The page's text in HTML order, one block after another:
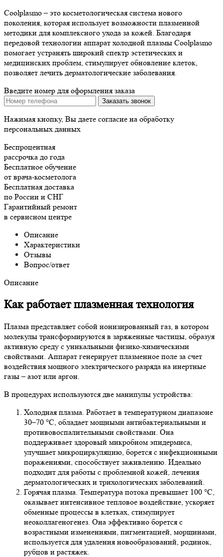
Coolplasmo – это косметологическая система нового
поколения, которая использует возможности плазменной
методики для комплексного ухода за кожей. Благодаря
передовой технологии аппарат холодной плазмы Coolplasmo
помогает устранять широкий спектр эстетических и
медицинских проблем, стимулирует обновление клеток,
позволяет лечить дерматологические заболевания.
Введите номер для оформления заказа
Нажимая кнопку, Вы даете согласие на обработку
персональных данных
Беспроцентная
рассрочка до года
Бесплатное обучение
от врача-косметолога
Бесплатная доставка
по России и СНГ
Гарантийный ремонт
в сервисном центре
Описание
Характеристики
Отзывы
Вопрос/ответ
Описание
Как работает плазменная технология
Плазма представляет собой ионизированный газ, в котором
молекулы трансформируются в заряженные частицы, образуя
активную среду с уникальными физико-химическими
свойствами. Аппарат генерирует плазменное поле за счет
воздействия мощного электрического разряда на инертные
газы – азот или аргон.
В процедурах используются две манипулы устройства:
Холодная плазма. Работает в температурном диапазоне
30–70 °C, обладает мощными антибактериальными и
противовоспалительными свойствами. Она
поддерживает здоровый микробиом эпидермиса,
улучшает микроциркуляцию, борется с инфекционными
поражениями, способствует заживлению. Идеально
подходит для работы с проблемной кожей, лечения
дерматологических и трихологических заболеваний.
Горячая плазма. Температура потока превышает 100 °C,
оказывает интенсивное тепловое воздействие, ускоряет
обменные процессы в клетках, стимулирует
неоколлагеногенез. Она эффективно борется с
возрастными изменениями, пигментацией, морщинами,
используется для удаления новообразований, родинок,
рубцов и растяжек.